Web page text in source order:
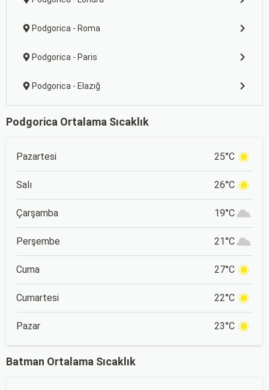
Podgorica - Roma
Podgorica - Paris
Podgorica - Elazığ
Podgorica Ortalama Sıcaklık
Pazartesi 25°C
Salı 26°C
Çarşamba 19°C
Perşembe 21°C
Cuma 27°C
Cumartesi 22°C
Pazar 23°C
Batman Ortalama Sıcaklık